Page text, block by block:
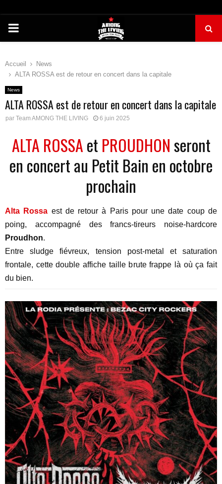
PRIMARY
Accueil
News
ALTA ROSSA est de retour en concert dans la capitale
News
ALTA ROSSA est de retour en concert dans la capitale
par Team AMONG THE LIVING 6 juin 2025
ALTA ROSSAet PROUDHONseront
en concert au Petit Bain en octobre
prochain
Alta Rossa est de retour à Paris pour une date coup de
poing, accompagné des francs-tireurs noise-hardcore
Proudhon.
Entre sludge fiévreux, tension post-metal et saturation
frontale, cette double affiche taille brute frappe là où ça fait
du bien.